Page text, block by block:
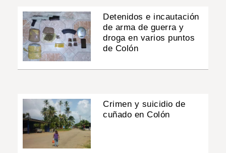
Detenidos e incautación
de arma de guerra y
droga en varios puntos
de Colón
Crimen y suicidio de
cuñado en Colón